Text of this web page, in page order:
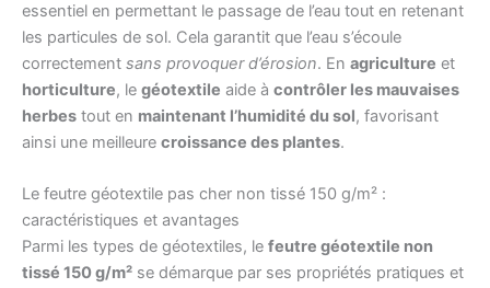
essentiel en permettant le passage de l’eau tout en retenant
les particules de sol. Cela garantit que l’eau s’écoule
correctement sans provoquer d’érosion. En agriculture et
horticulture, le géotextile aide à contrôler les mauvaises
herbes tout en maintenant l’humidité du sol, favorisant
ainsi une meilleure croissance des plantes.
Le feutre géotextile pas cher non tissé 150 g/m² :
caractéristiques et avantages
Parmi les types de géotextiles, le feutre géotextile non
tissé 150 g/m² se démarque par ses propriétés pratiques et